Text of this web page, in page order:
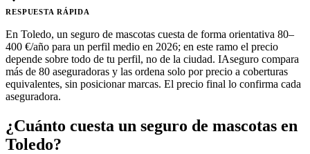
RESPUESTA RÁPIDA
En Toledo, un seguro de mascotas cuesta de forma orientativa 80–
400 €/año para un perfil medio en 2026; en este ramo el precio
depende sobre todo de tu perfil, no de la ciudad. IAseguro compara
más de 80 aseguradoras y las ordena solo por precio a coberturas
equivalentes, sin posicionar marcas. El precio final lo confirma cada
aseguradora.
¿Cuánto cuesta un seguro de mascotas en
Toledo?